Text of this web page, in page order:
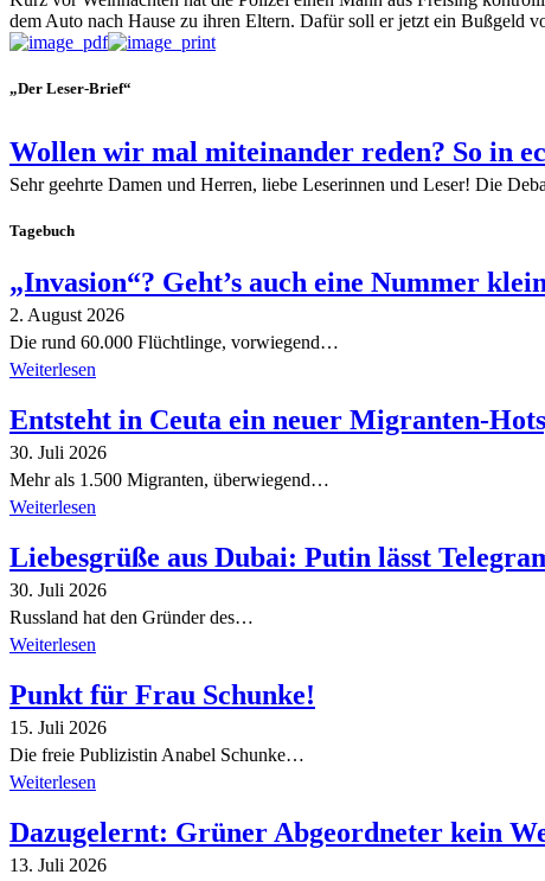
dem Auto nach Hause zu ihren Eltern. Dafür soll er jetzt ein Bußgeld
„Der Leser-Brief“
Wollen wir mal miteinander reden? So in
Sehr geehrte Damen und Herren, liebe Leserinnen und Leser! Die
Tagebuch
„Invasion“? Geht’s auch eine Nummer
2. August 2026
Die rund 60.000 Flüchtlinge, vorwiegend…
Weiterlesen
Entsteht in Ceuta ein neuer Migranten-
30. Juli 2026
Mehr als 1.500 Migranten, überwiegend…
Weiterlesen
Liebesgrüße aus Dubai: Putin lässt
30. Juli 2026
Russland hat den Gründer des…
Weiterlesen
Punkt für Frau Schunke!
15. Juli 2026
Die freie Publizistin Anabel Schunke…
Weiterlesen
Dazugelernt: Grüner Abgeordneter kein
13. Juli 2026